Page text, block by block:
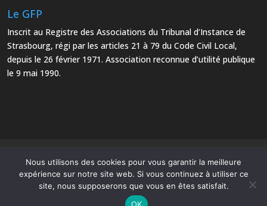
Le GFP
Inscrit au Registre des Associations du Tribunal d’Instance de
Strasbourg, régi par les articles 21 à 79 du Code Civil Local,
depuis le 26 février 1971. Association reconnue d’utilité publique
le 9 mai 1990.
Nous utilisons des cookies pour vous garantir la meilleure
expérience sur notre site web. Si vous continuez à utiliser ce
site, nous supposerons que vous en êtes satisfait.
OK